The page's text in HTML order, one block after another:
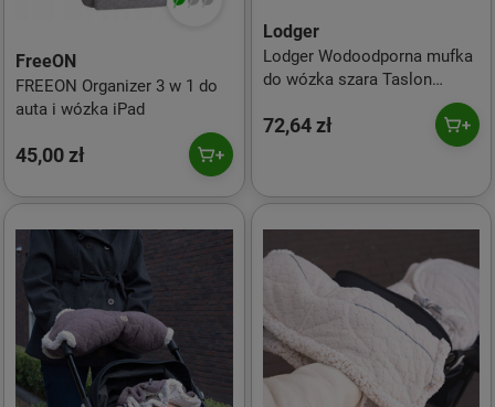
FreeON
FREEON Organizer 3 w 1 do
auta i wózka iPad
45,00 zł
Lodger
Lodger Wodoodporna mufka
do wózka szara Taslon
72,64 zł